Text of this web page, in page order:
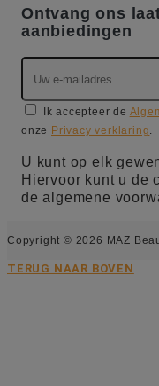
Ontvang ons
aanbiedingen
Ik accepteer de
onze Privacy verklaring.
U kunt op elk
Hiervoor kunt u de
de algemene
Copyright © 2026 MAZ
TERUG NAAR BOVEN